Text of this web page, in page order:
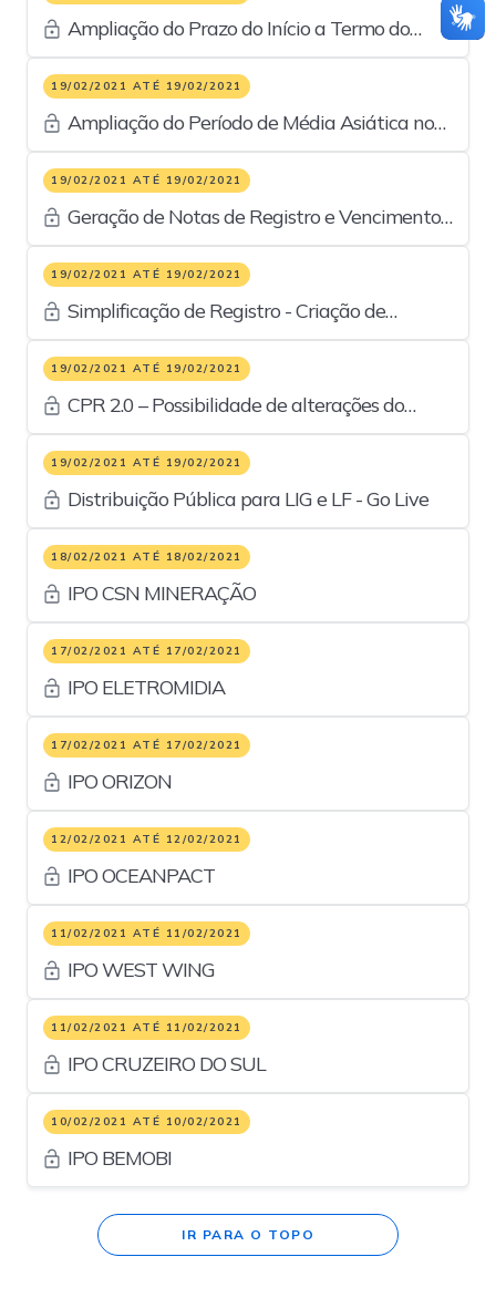
Ampliação do Prazo do Início a Termo do
Swap com CCP - Go Live
19/02/2021 ATÉ 19/02/2021
Ampliação do Período de Média Asiática no
Termo Sem CCP - Go Live
19/02/2021 ATÉ 19/02/2021
Geração de Notas de Registro e Vencimento
para Termo de Moeda sem CCP - Go Live
19/02/2021 ATÉ 19/02/2021
Simplificação de Registro - Criação de
Operações sem Liquidação para CCB e CCI - Go
Live
19/02/2021 ATÉ 19/02/2021
CPR 2.0 – Possibilidade de alterações do
Registro - Go Live
19/02/2021 ATÉ 19/02/2021
Distribuição Pública para LIG e LF - Go Live
18/02/2021 ATÉ 18/02/2021
IPO CSN MINERAÇÃO
17/02/2021 ATÉ 17/02/2021
IPO ELETROMIDIA
17/02/2021 ATÉ 17/02/2021
IPO ORIZON
12/02/2021 ATÉ 12/02/2021
IPO OCEANPACT
11/02/2021 ATÉ 11/02/2021
IPO WEST WING
11/02/2021 ATÉ 11/02/2021
IPO CRUZEIRO DO SUL
10/02/2021 ATÉ 10/02/2021
IPO BEMOBI
IR PARA O TOPO